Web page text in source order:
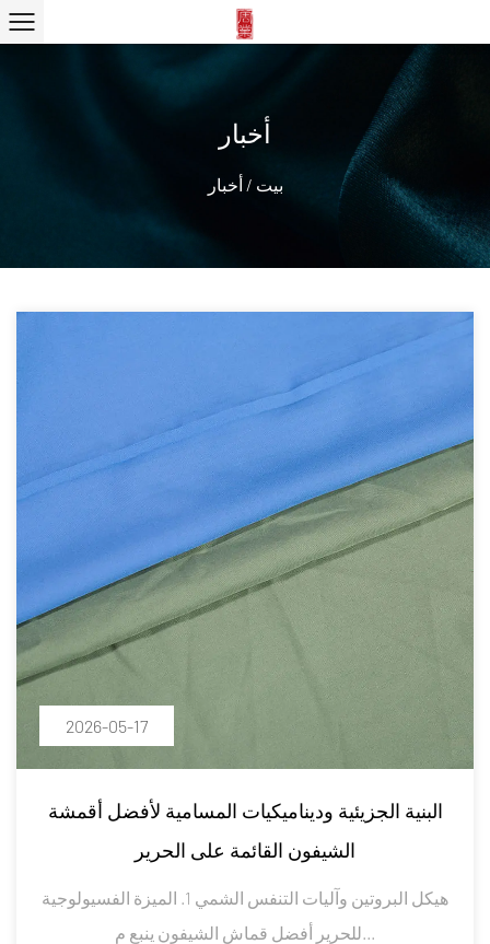
أخبار
بيت /أخبار
2026-05-17
البنية الجزيئية وديناميكيات المسامية لأفضل أقمشة
الشيفون القائمة على الحرير
هيكل البروتين وآليات التنفس الشمي 1. الميزة الفسيولوجية
للحرير أفضل قماش الشيفون ينبع م...